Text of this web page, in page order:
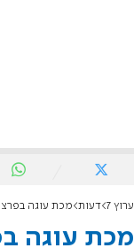
ערוץ 7 דעות מכת עוגה
מכת עוגה